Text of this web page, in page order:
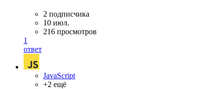
2 подписчика
10 июл.
216 просмотров
1
ответ
JavaScript
+2 ещё